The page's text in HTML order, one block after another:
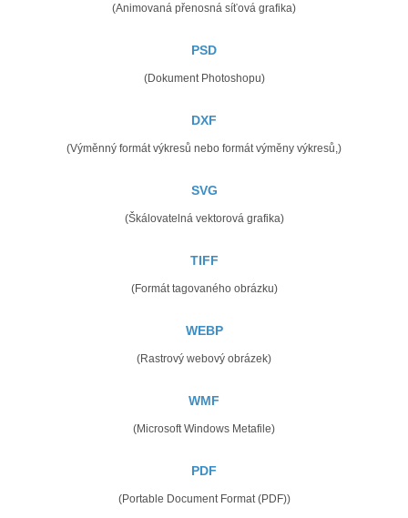
(Animovaná přenosná síťová grafika)
PSD
(Dokument Photoshopu)
DXF
(Výměnný formát výkresů nebo formát výměny výkresů,)
SVG
(Škálovatelná vektorová grafika)
TIFF
(Formát tagovaného obrázku)
WEBP
(Rastrový webový obrázek)
WMF
(Microsoft Windows Metafile)
PDF
(Portable Document Format (PDF))